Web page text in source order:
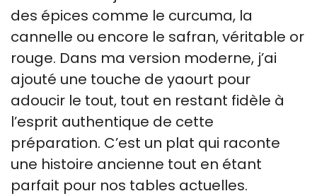
des épices comme le curcuma, la
cannelle ou encore le safran, véritable or
rouge. Dans ma version moderne, j’ai
ajouté une touche de yaourt pour
adoucir le tout, tout en restant fidèle à
l’esprit authentique de cette
préparation. C’est un plat qui raconte
une histoire ancienne tout en étant
parfait pour nos tables actuelles.